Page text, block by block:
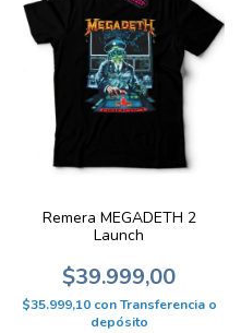
Remera MEGADETH 2
Launch
$39.999,00
$35.999,10 con Transferencia o
depósito